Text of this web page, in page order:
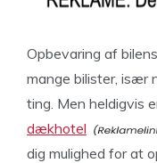
Opbevaring af
mange bilister, især
ting. Men heldigvis
dækhotel
dig mulighed for at